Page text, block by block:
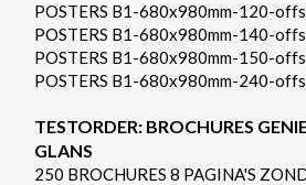
POSTERS B1-680x980mm-120-
POSTERS B1-680x980mm-140-
POSTERS B1-680x980mm-150-
POSTERS B1-680x980mm-240-
TESTORDER: BROCHURES
GLANS
250 BROCHURES 8 PAGINA'S